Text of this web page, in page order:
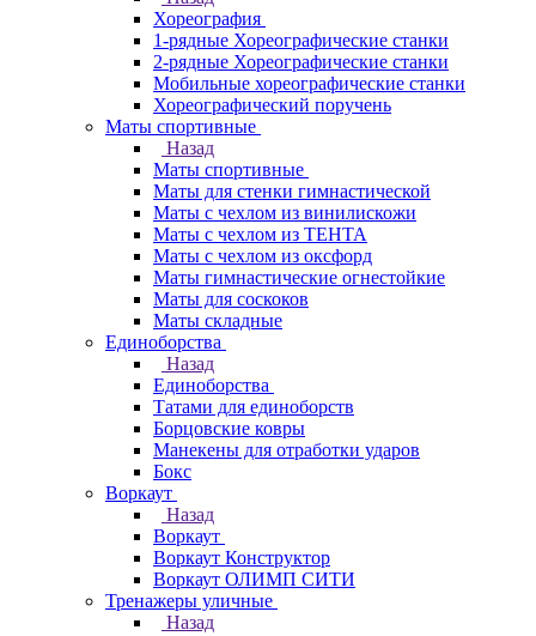
Хореография
1-рядные Хореографические станки
2-рядные Хореографические станки
Мобильные хореографические станки
Хореографический поручень
Маты спортивные
Назад
Маты спортивные
Маты для стенки гимнастической
Маты с чехлом из винилискожи
Маты с чехлом из ТЕНТА
Маты с чехлом из оксфорд
Маты гимнастические огнестойкие
Маты для соскоков
Маты складные
Единоборства
Назад
Единоборства
Татами для единоборств
Борцовские ковры
Манекены для отработки ударов
Бокс
Воркаут
Назад
Воркаут
Воркаут Конструктор
Воркаут ОЛИМП СИТИ
Тренажеры уличные
Назад